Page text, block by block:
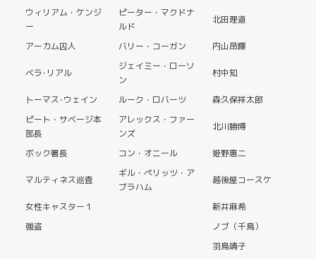
ウィリアム・ケンジ
ー
ピーター・マクドナ
ルド
北田理道
アーカム囚人 バリー・コーガン 内山昂輝
ベラ･リアル
ジェイミー・ローソ
ン
村中知
トーマス･ウェイン ルーク・ロバーツ
森久保祥太郎
ピート・サベージ本
部長
アレックス・ファー
ンズ
北川勝博
ボック署長 コン・オニール 姫野惠二
マルティネス巡査
ギル・ペリッツ・ア
ブラハム
越後屋コースケ
女性キャスター１
新井麻希
強盗
ノブ（千鳥）
羽鳥靖子